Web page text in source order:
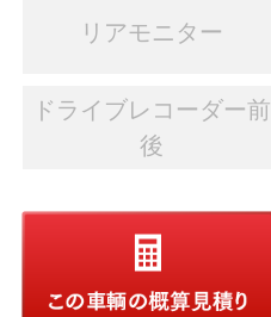
リアモニター
ドライブレコーダー前
後